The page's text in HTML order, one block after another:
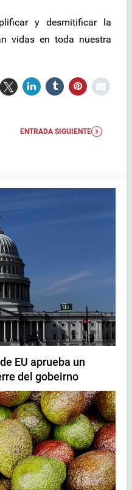
y desmitificar la
vidas en toda nuestra
ENTRADA SIGUIENTE
EU aprueba un
del gobeirno